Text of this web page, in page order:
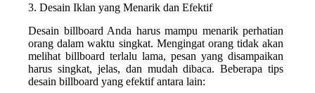
3. Desain Iklan yang Menarik dan Efektif
Desain billboard Anda harus mampu menarik perhatian
orang dalam waktu singkat. Mengingat orang tidak akan
melihat billboard terlalu lama, pesan yang disampaikan
harus singkat, jelas, dan mudah dibaca. Beberapa tips
desain billboard yang efektif antara lain: